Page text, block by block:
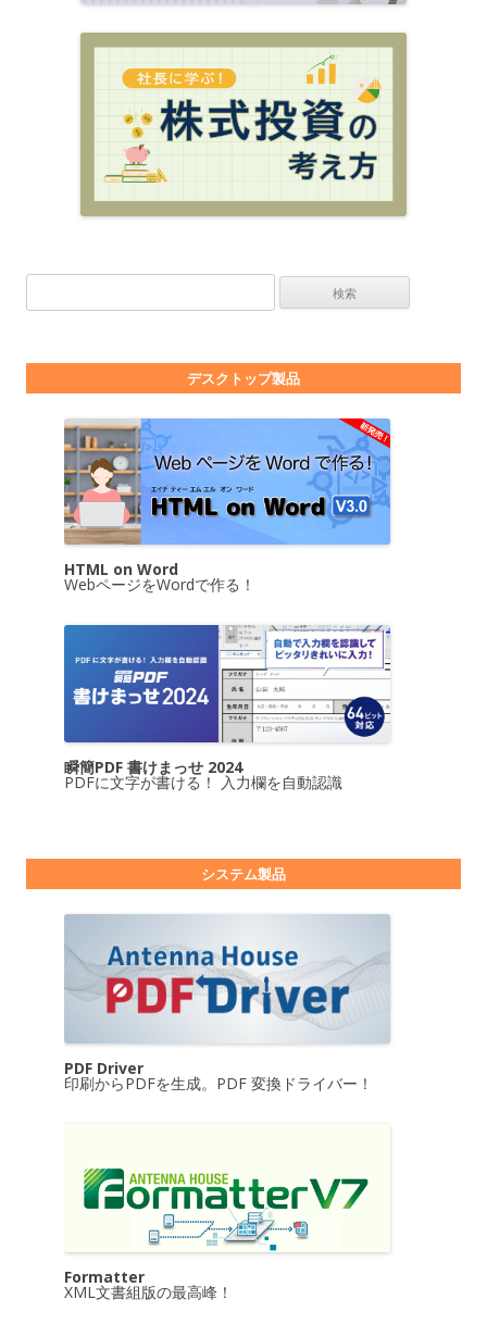
デスクトップ製品
HTML on Word
WebページをWordで作る！
瞬簡PDF 書けまっせ 2024
PDFに文字が書ける！ 入力欄を自動認識
システム製品
PDF Driver
印刷からPDFを生成。PDF 変換ドライバー！
Formatter
XML文書組版の最高峰！